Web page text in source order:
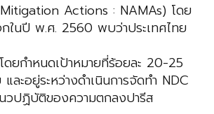
Actions : NAMAs) โดย
ในปี พ.ศ. 2560 พบว่าประเทศไทย
ยกำหนดเป้าหมายที่ร้อยละ 20-25
ะอยู่ระหว่างดำเนินการจัดทำ NDC
วปฏิบัติของความตกลงปารีส